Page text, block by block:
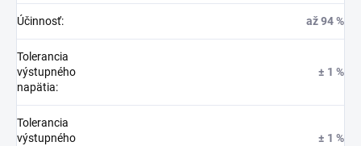
Účinnosť: až 94 %
Tolerancia
výstupného
napätia:
± 1 %
Tolerancia
výstupného
± 1 %